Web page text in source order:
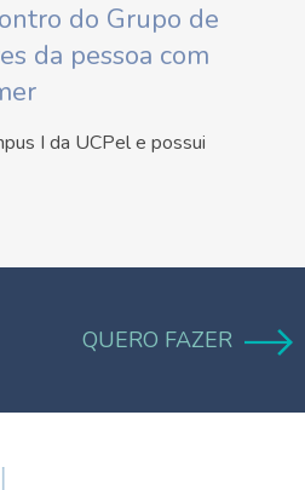
do Grupo de
da pessoa com
I da UCPel e possui
QUERO FAZER